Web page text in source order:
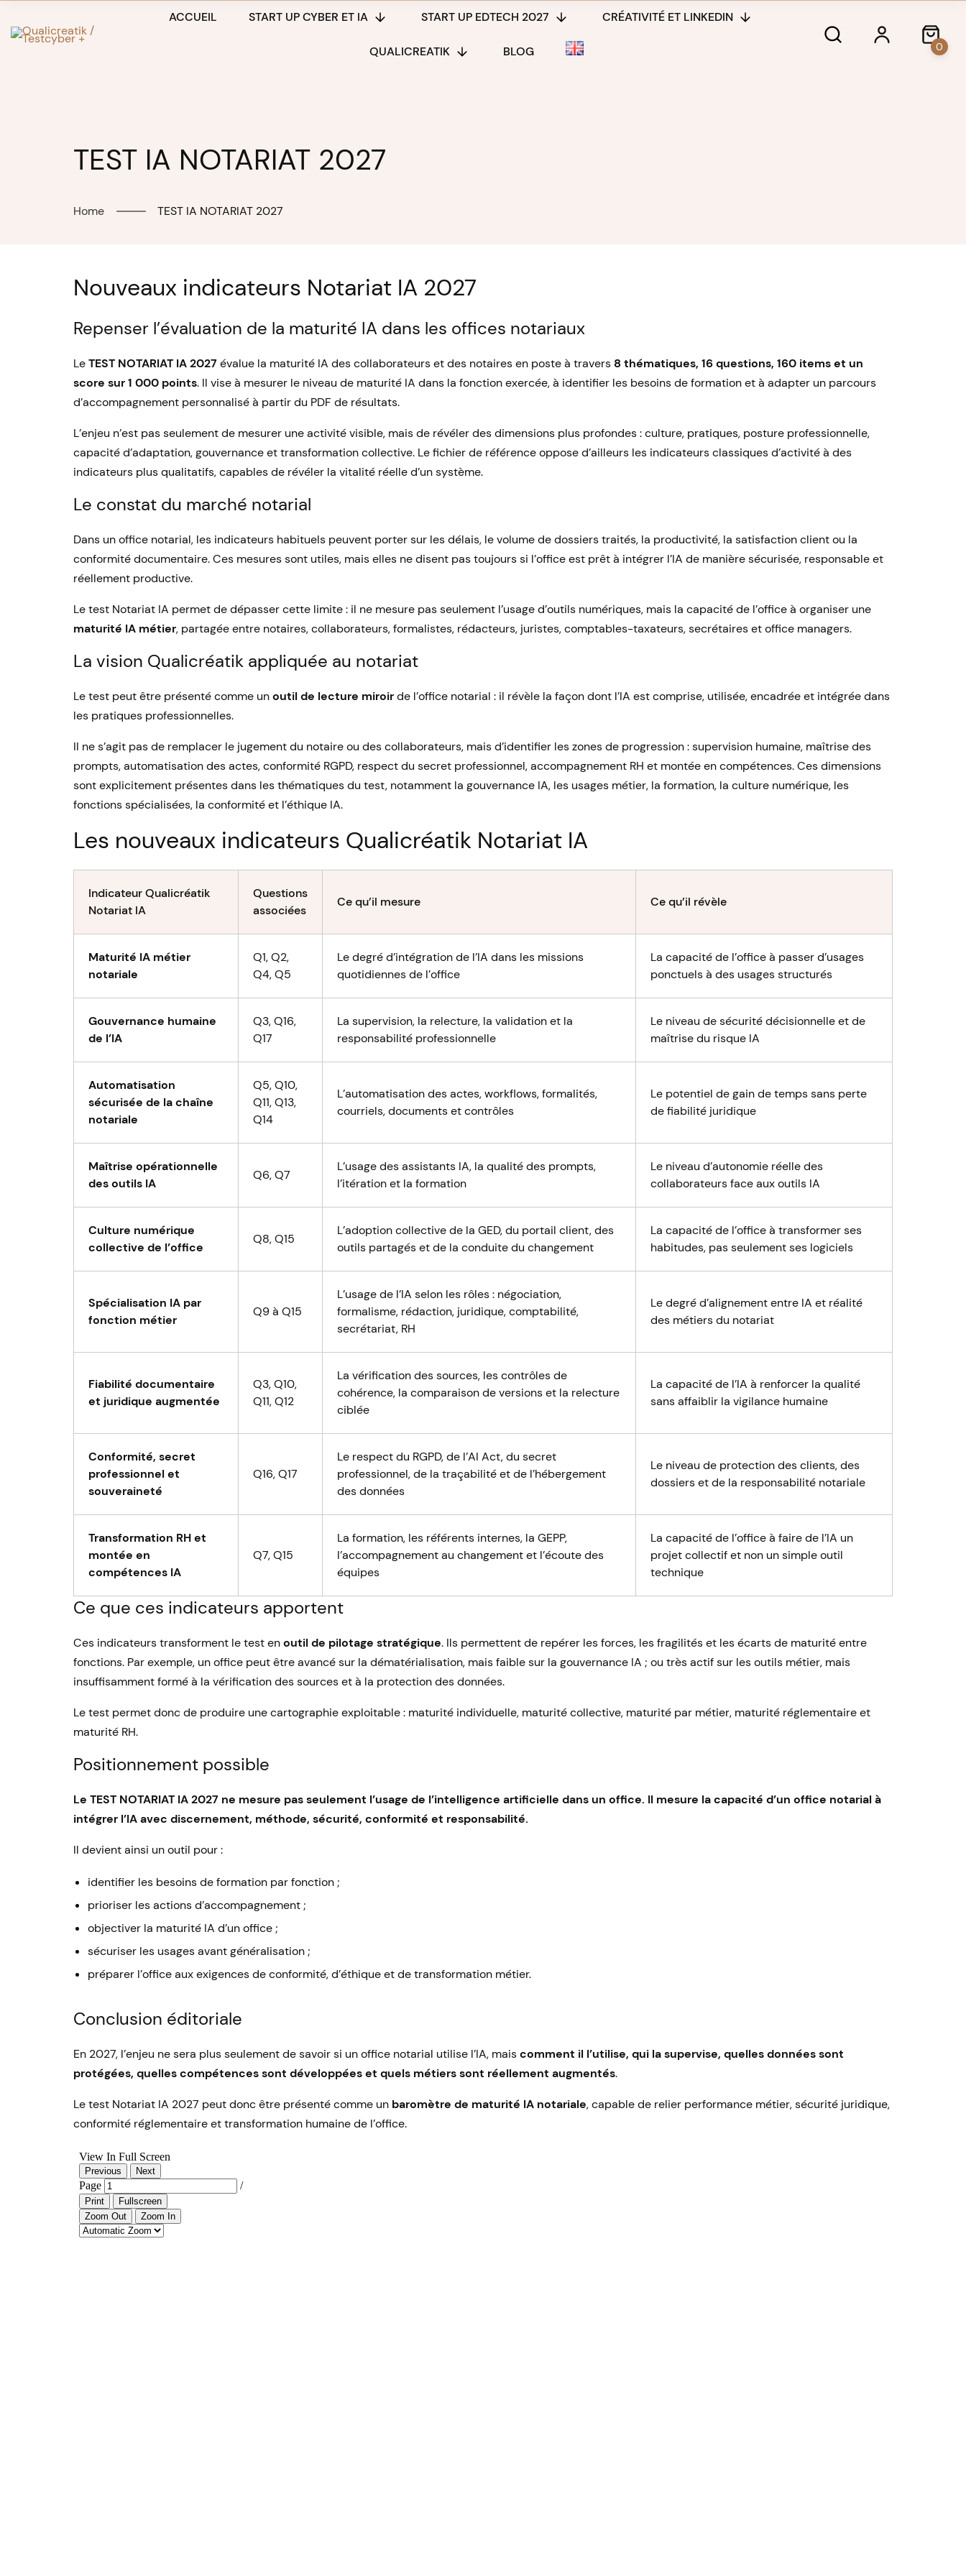
content
ACCUEIL START UP CYBER ET IA START UP EDTECH 2027 CRÉATIVITÉ ET LINKEDIN
QUALICREATIK BLOG 0
TEST IA NOTARIAT 2027
Home TEST IA NOTARIAT 2027
Nouveaux indicateurs Notariat IA 2027
Repenser l’évaluation de la maturité IA dans les offices notariaux
LeTEST NOTARIAT IA 2027 évalue la maturité IA des collaborateurs et des notaires en poste à travers 8 thématiques, 16 questions, 160 items et un
score sur 1 000 points. Il vise à mesurer le niveau de maturité IA dans la fonction exercée, à identifier les besoins de formation et à adapter un parcours
d’accompagnement personnalisé à partir du PDF de résultats.
L’enjeu n’est pas seulement de mesurer une activité visible, mais de révéler des dimensions plus profondes : culture, pratiques, posture professionnelle,
capacité d’adaptation, gouvernance et transformation collective. Le fichier de référence oppose d’ailleurs les indicateurs classiques d’activité à des
indicateurs plus qualitatifs, capables de révéler la vitalité réelle d’un système.
Le constat du marché notarial
Dans un office notarial, les indicateurs habituels peuvent porter sur les délais, le volume de dossiers traités, la productivité, la satisfaction client ou la
conformité documentaire. Ces mesures sont utiles, mais elles ne disent pas toujours si l’office est prêt à intégrer l’IA de manière sécurisée, responsable et
réellement productive.
Le test Notariat IA permet de dépasser cette limite : il ne mesure pas seulement l’usage d’outils numériques, mais la capacité de l’office à organiser une
maturité IA métier, partagée entre notaires, collaborateurs, formalistes, rédacteurs, juristes, comptables-taxateurs, secrétaires et office managers.
La vision Qualicréatik appliquée au notariat
Le test peut être présenté comme unoutil de lecture miroirde l’office notarial : il révèle la façon dont l’IA est comprise, utilisée, encadrée et intégrée dans
les pratiques professionnelles.
Il ne s’agit pas de remplacer le jugement du notaire ou des collaborateurs, mais d’identifier les zones de progression : supervision humaine, maîtrise des
prompts, automatisation des actes, conformité RGPD, respect du secret professionnel, accompagnement RH et montée en compétences. Ces dimensions
sont explicitement présentes dans les thématiques du test, notamment la gouvernance IA, les usages métier, la formation, la culture numérique, les
fonctions spécialisées, la conformité et l’éthique IA.
Les nouveaux indicateurs Qualicréatik Notariat IA
Indicateur Qualicréatik
Notariat IA
Questions
associées
Ce qu’il mesure Ce qu’il révèle
Maturité IA métier
notariale
Q1, Q2,
Q4, Q5
Le degré d’intégration de l’IA dans les missions
quotidiennes de l’office
La capacité de l’office à passer d’usages
ponctuels à des usages structurés
Gouvernance humaine
de l’IA
Q3, Q16,
Q17
La supervision, la relecture, la validation et la
responsabilité professionnelle
Le niveau de sécurité décisionnelle et de
maîtrise du risque IA
Automatisation
sécurisée de la chaîne
notariale
Q5, Q10,
Q11, Q13,
Q14
L’automatisation des actes, workflows, formalités,
courriels, documents et contrôles
Le potentiel de gain de temps sans perte
de fiabilité juridique
Maîtrise opérationnelle
des outils IA
Q6, Q7
L’usage des assistants IA, la qualité des prompts,
l’itération et la formation
Le niveau d’autonomie réelle des
collaborateurs face aux outils IA
Culture numérique
collective de l’office
Q8, Q15
L’adoption collective de la GED, du portail client, des
outils partagés et de la conduite du changement
La capacité de l’office à transformer ses
habitudes, pas seulement ses logiciels
Spécialisation IA par
fonction métier
Q9 à Q15
L’usage de l’IA selon les rôles : négociation,
formalisme, rédaction, juridique, comptabilité,
secrétariat, RH
Le degré d’alignement entre IA et réalité
des métiers du notariat
Fiabilité documentaire
et juridique augmentée
Q3, Q10,
Q11, Q12
La vérification des sources, les contrôles de
cohérence, la comparaison de versions et la relecture
ciblée
La capacité de l’IA à renforcer la qualité
sans affaiblir la vigilance humaine
Conformité, secret
professionnel et
souveraineté
Q16, Q17
Le respect du RGPD, de l’AI Act, du secret
professionnel, de la traçabilité et de l’hébergement
des données
Le niveau de protection des clients, des
dossiers et de la responsabilité notariale
Transformation RH et
montée en
compétences IA
Q7, Q15
La formation, les référents internes, la GEPP,
l’accompagnement au changement et l’écoute des
équipes
La capacité de l’office à faire de l’IA un
projet collectif et non un simple outil
technique
Ce que ces indicateurs apportent
Ces indicateurs transforment le test enoutil de pilotage stratégique. Ils permettent de repérer les forces, les fragilités et les écarts de maturité entre
fonctions. Par exemple, un office peut être avancé sur la dématérialisation, mais faible sur la gouvernance IA ; ou très actif sur les outils métier, mais
insuffisamment formé à la vérification des sources et à la protection des données.
Le test permet donc de produire une cartographie exploitable : maturité individuelle, maturité collective, maturité par métier, maturité réglementaire et
maturité RH.
Positionnement possible
Le TEST NOTARIAT IA 2027 ne mesure pas seulement l’usage de l’intelligence artificielle dans un office. Il mesure la capacité d’un office notarial à
intégrer l’IA avec discernement, méthode, sécurité, conformité et responsabilité.
Il devient ainsi un outil pour :
identifier les besoins de formation par fonction ;
prioriser les actions d’accompagnement ;
objectiver la maturité IA d’un office ;
sécuriser les usages avant généralisation ;
préparer l’office aux exigences de conformité, d’éthique et de transformation métier.
Conclusion éditoriale
En 2027, l’enjeu ne sera plus seulement de savoir si un office notarial utilise l’IA, maiscomment il l’utilise, qui la supervise, quelles données sont
protégées, quelles compétences sont développées et quels métiers sont réellement augmentés.
Le test Notariat IA 2027 peut donc être présenté comme un baromètre de maturité IA notariale, capable de relier performance métier, sécurité juridique,
conformité réglementaire et transformation humaine de l’office.